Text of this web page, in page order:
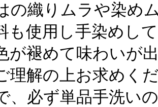
の織りムラや染め
も使用し手染めし
が褪めて味わいが
理解の上お求めく
、必ず単品手洗い